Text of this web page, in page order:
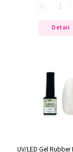
Detail
UV/LED Gel Rubber